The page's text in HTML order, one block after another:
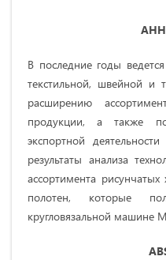
В последние годы
текстильной, швейной и
расширению
продукции, а также
экспортной
результаты анализа
ассортимента
полотен, которые
кругловязальной машине